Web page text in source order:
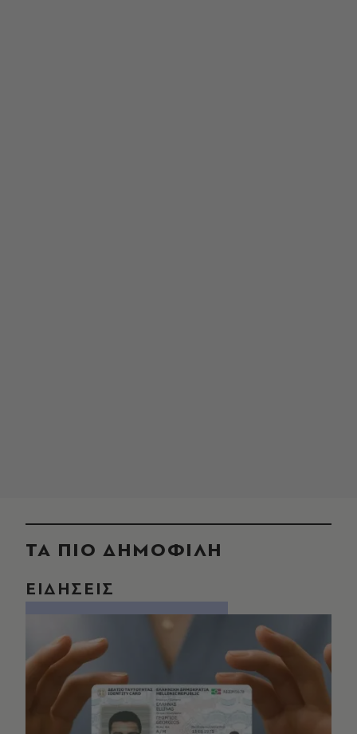
ΤΑ ΠΙΟ ΔΗΜΟΦΙΛΗ
ΕΙΔΗΣΕΙΣ